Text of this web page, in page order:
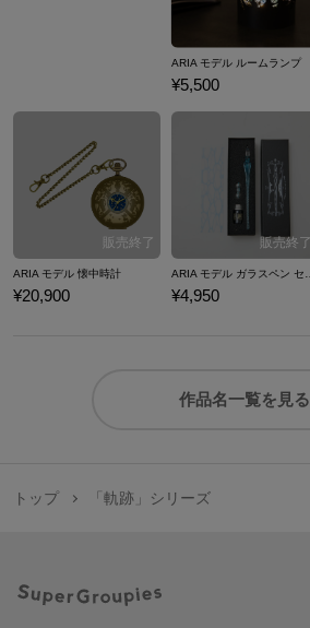
ARIA モデル ルームランプ
¥5,500
ARIA モデル 懐中時計
¥20,900 ¥4,950
作品名一覧を見る
トップ 「軌跡」シリーズ